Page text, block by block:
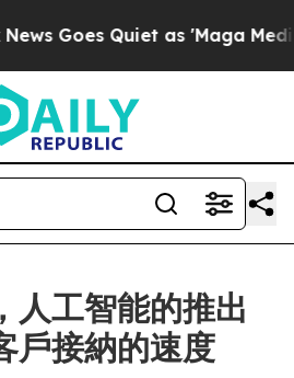
Goes Quiet as 'Maga Media
人工智能的推出
戶接納的速度